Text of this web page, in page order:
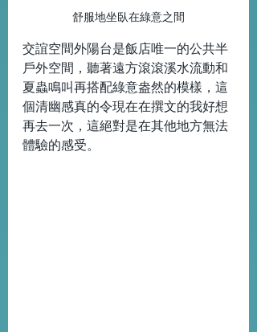
舒服地坐臥在綠意之間
交誼空間外陽台是飯店唯一的公共半
戶外空間，聽著遠方滾滾溪水流動和
夏蟲鳴叫再搭配綠意盎然的模樣，這
個清幽感真的令現在在撰文的我好想
再去一次，這絕對是在其他地方無法
體驗的感受。